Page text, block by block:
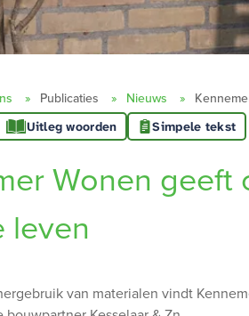
Publicaties Nieuws
Uitleg woorden Simpele tekst
Wonen geeft
leven
van materialen vindt